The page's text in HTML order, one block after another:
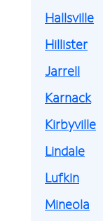
Hallsville
Hillister
Jarrell
Karnack
Kirbyville
Lindale
Lufkin
Mineola